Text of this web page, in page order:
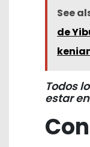
See
de
Todos
estar